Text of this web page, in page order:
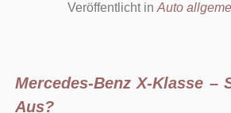
Veröffentlicht in Auto
Mercedes-Benz X-Klasse –
Aus?